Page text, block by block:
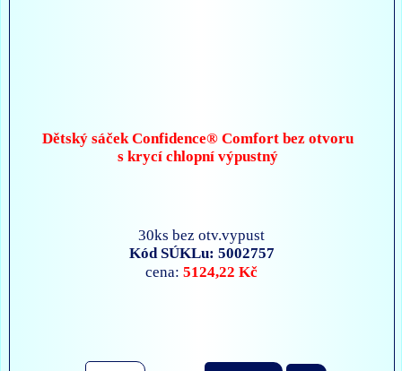
Dětský sáček Confidence® Comfort bez otvoru
s krycí chlopní výpustný
30ks bez otv.vypust
Kód SÚKLu: 5002757
cena:5124,22 Kč